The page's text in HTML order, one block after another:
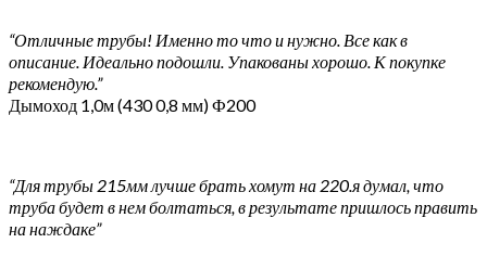
“Отличные трубы! Именно то что и нужно. Все как в
описание. Идеально подошли. Упакованы хорошо. К покупке
рекомендую.”
Дымоход 1,0м (430 0,8 мм) Ф200
“Для трубы 215мм лучше брать хомут на 220.я думал, что
труба будет в нем болтаться, в результате пришлось править
на наждаке”